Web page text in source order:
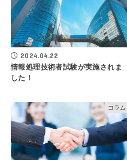
2024.04.22
情報処理技術者試験が実施されま
した！
コラム